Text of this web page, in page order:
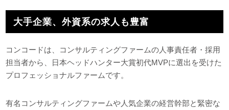
大手企業、外資系の求人も豊富
コンコードは、コンサルティングファームの人事責任者・採用
担当者から、日本ヘッドハンター大賞初代MVPに選出を受けた
プロフェッショナルファームです。
有名コンサルティングファームや人気企業の経営幹部と緊密な